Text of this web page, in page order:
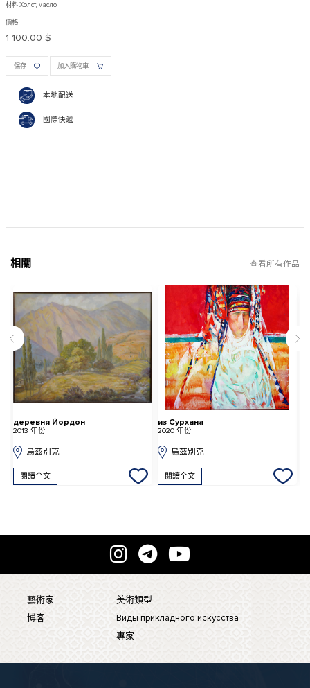
材料 Холст, масло
價格
1 100.00 $
保存 加入購物車
本地配送
國際快遞
相關 查看所有作品
деревня Йордон
2013 年份
烏茲別克
閱讀全文
из Сурхана
2020 年份
烏茲別克
閱讀全文
藝術家
博客
美術類型
Виды прикладного искусства
專家